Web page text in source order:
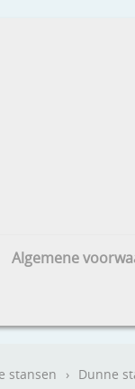
Algemene
stansen › Dunne